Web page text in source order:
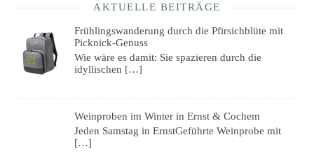
AKTUELLE BEITRÄGE
Frühlingswanderung durch die Pfirsichblüte mit
Picknick-Genuss
Wie wäre es damit: Sie spazieren durch die
idyllischen […]
Weinproben im Winter in Ernst & Cochem
Jeden Samstag in ErnstGeführte Weinprobe mit
[…]